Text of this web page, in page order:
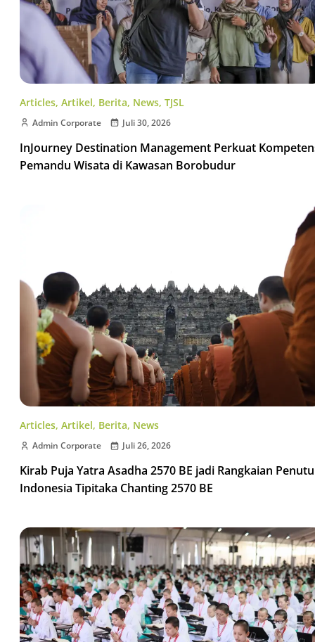
Articles, Artikel, Berita, News, TJSL
Admin Corporate Juli 30, 2026
InJourney Destination Management Perkuat
Pemandu Wisata di Kawasan Borobudur
Articles, Artikel, Berita, News
Admin Corporate Juli 26, 2026
Kirab Puja Yatra Asadha 2570 BE jadi Rangkaian
Indonesia Tipitaka Chanting 2570 BE